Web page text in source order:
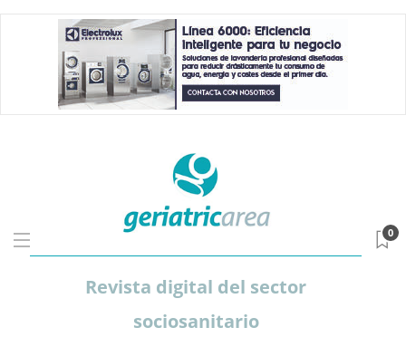
Revista digital del sector
sociosanitario
0